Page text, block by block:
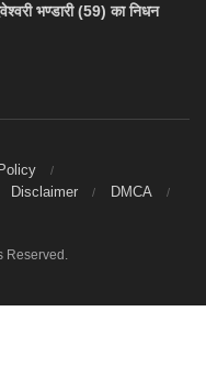
भण्डारी (59) का निधन
Disclaimer
DMCA
Reserved.